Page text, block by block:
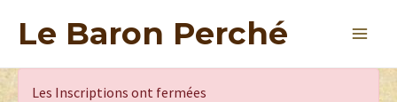
Le Baron Perché
Les Inscriptions ont fermées